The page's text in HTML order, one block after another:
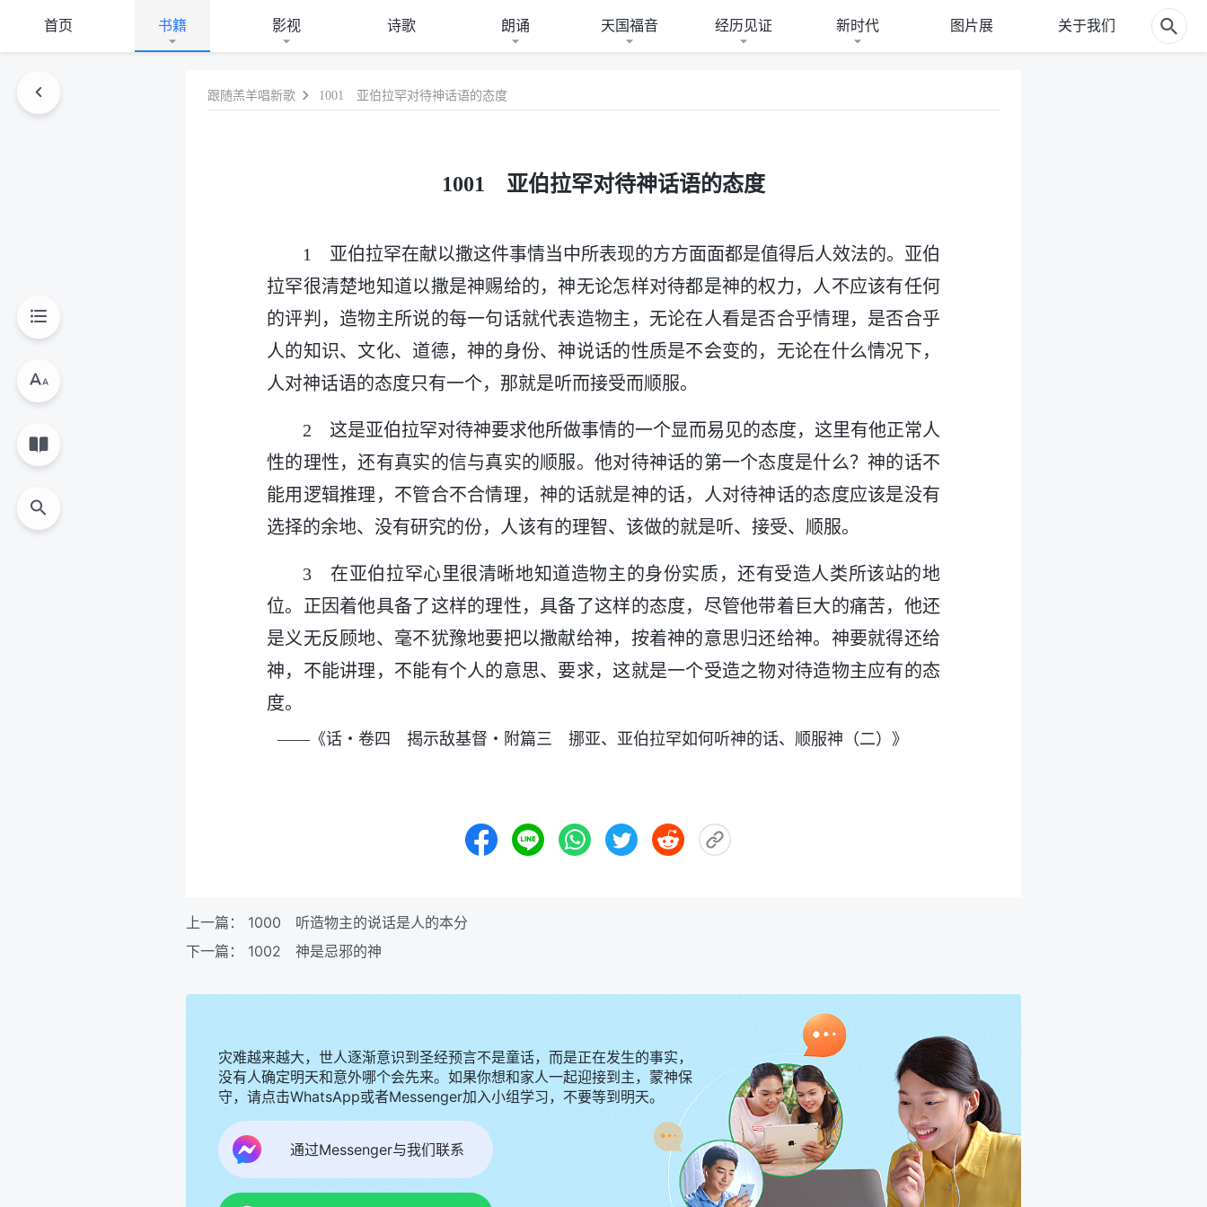
首页 书籍 影视 诗歌 朗诵 天国福音 经历见证 新时代 图片展 关于我们
跟随羔羊唱新歌 1001 亚伯拉罕对待神话语的态度
1001 亚伯拉罕对待神话语的态度
1 亚伯拉罕在献以撒这件事情当中所表现的方方面面都是值得后人效法的。亚伯
拉罕很清楚地知道以撒是神赐给的，神无论怎样对待都是神的权力，人不应该有任何
的评判，造物主所说的每一句话就代表造物主，无论在人看是否合乎情理，是否合乎
人的知识、文化、道德，神的身份、神说话的性质是不会变的，无论在什么情况下，
人对神话语的态度只有一个，那就是听而接受而顺服。
2 这是亚伯拉罕对待神要求他所做事情的一个显而易见的态度，这里有他正常人
性的理性，还有真实的信与真实的顺服。他对待神话的第一个态度是什么？神的话不
能用逻辑推理，不管合不合情理，神的话就是神的话，人对待神话的态度应该是没有
选择的余地、没有研究的份，人该有的理智、该做的就是听、接受、顺服。
3 在亚伯拉罕心里很清晰地知道造物主的身份实质，还有受造人类所该站的地
位。正因着他具备了这样的理性，具备了这样的态度，尽管他带着巨大的痛苦，他还
是义无反顾地、毫不犹豫地要把以撒献给神，按着神的意思归还给神。神要就得还给
神，不能讲理，不能有个人的意思、要求，这就是一个受造之物对待造物主应有的态
度。
——《话・卷四 揭示敌基督・附篇三 挪亚、亚伯拉罕如何听神的话、顺服神（二）》
上一篇： 1000 听造物主的说话是人的本分
下一篇： 1002 神是忌邪的神
灾难越来越大，世人逐渐意识到圣经预言不是童话，而是正在发生的事实，
没有人确定明天和意外哪个会先来。如果你想和家人一起迎接到主，蒙神保
守，请点击WhatsApp或者Messenger加入小组学习，不要等到明天。
通过Messenger与我们联系